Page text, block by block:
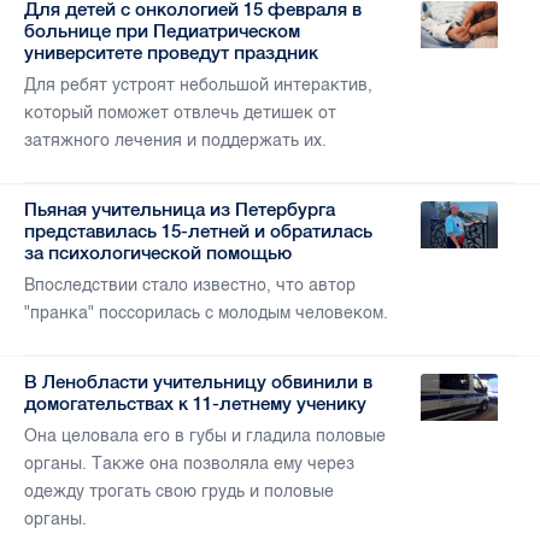
Для детей с онкологией 15 февраля в
больнице при Педиатрическом
университете проведут праздник
Для ребят устроят небольшой интерактив,
который поможет отвлечь детишек от
затяжного лечения и поддержать их.
Пьяная учительница из Петербурга
представилась 15-летней и обратилась
за психологической помощью
Впоследствии стало известно, что автор
"пранка" поссорилась с молодым человеком.
В Ленобласти учительницу обвинили в
домогательствах к 11-летнему ученику
Она целовала его в губы и гладила половые
органы. Также она позволяла ему через
одежду трогать свою грудь и половые
органы.